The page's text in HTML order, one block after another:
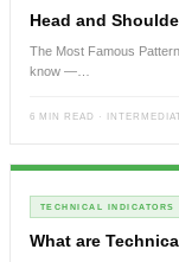
Head and
The Most Famous
know —…
6 MIN READ ·
TECHNICAL INDICATORS
What are